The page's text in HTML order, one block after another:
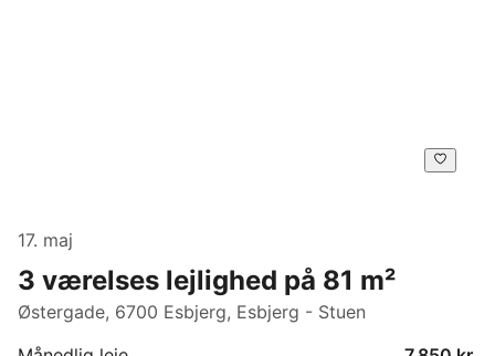
17. maj
3 værelses lejlighed på 81 m²
Østergade, 6700 Esbjerg, Esbjerg - Stuen